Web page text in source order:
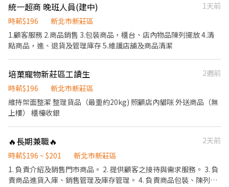
時以上。 ✅提供免費溫馨員工餐點、交通便利通勤上班很方便。 ✅
歡迎無餐飲工作經驗、對餐飲業有熱忱的您，加入三澧餐飲集團。 -
---------------------------------------------------------------------
---- 『加入三澧 成為家人』共同創造無限可能。 1998年於台灣成
立-日商三澧餐飲集團 HUMAX ASIA，屬於日本Wondertable餐飲集
團在台分公司。 深耕台灣多年的日本與義大利美食連鎖品牌，旗下
六大連鎖餐飲品牌包含， ★義式料理餐廳：BELLINI CAFFÈ、
Mo-Mo-Paradise壽喜燒 ★日式天婦羅專門店：天吉屋、吉天麩羅
全台直營店鋪皆位於各大百貨商場，並持續穩定發展中。 ----------
---------------------------------------------------------------- 【應
徵須知】 ①詳閱工作內容後，請審慎提出應徵申請。 ②履歷初審合
適者，將邀請實體面談，初審資格不符者則不另行通知。 ③錄取的
實際任用職稱及薪資，依面談結果與經驗核定職級。
尋找做事細心、出勤穩定，願意配合固定時段的工作夥伴。 每天依
照安排完成工作，下班後即可安排自己的生活。 【工作內容】 • 產
品組裝 • 零件整理與包裝 • 產品外觀檢查 • 產品品質確認 • 依個
人能力及現場需求，安排組裝或品管工作 【工作時間】 以平日上午
可依雙方需求協調其他固定時段。 可接受半天班、短時數或其他固
定時段；時段排定後，需要能穩定出勤並配合。 【薪資待遇】 • 時
管或異常判斷者，另依能力調薪 • 穩定配合並能學習多項工作者，
優先培訓與調整薪資 【我們希望你具備】 ✔ 做事細心，願意確認產
品品質 ✔ 出勤穩定，重視時間與工作承諾 ✔ 可配合固定的工作時段
✔ 願意學習組裝及品管工作 ✔ 能依照標準作業流程完成工作 【工作
直接招募，非派遣、非人力仲介，不收取介紹費或服務費。 應徵時
請提供： 1. 可以固定配合的星期與時段 2. 無經驗可，如果有可以提
供相關經驗 3. 預計可配合的期間
統一超商 晚班人員(建中)
1天前
時薪$196
新北市新莊區
1.顧客服務 2.商品銷售 3.包裝商品，櫃台、店內物品陳列擺放 4.清
點商品，進、退貨及管理庫存 5.維護店舖及商品清潔
培菓寵物新莊區工讀生
2週前
時薪$196
新北市新莊區
維持架面整潔 整理貨品（最重約20kg) 照顧店內貓咪 外送商品（無
上樓） 櫃檯收銀
🔥長期兼職🔥
2天前
時薪$196 ~ $201
新北市新莊區
1. 負責介紹及銷售門市商品。 2. 提供顧客之接待與需求服務。 3. 負
責商品進貨入庫、銷售管理及庫存管理。 4. 負責商品包裝、陳列及